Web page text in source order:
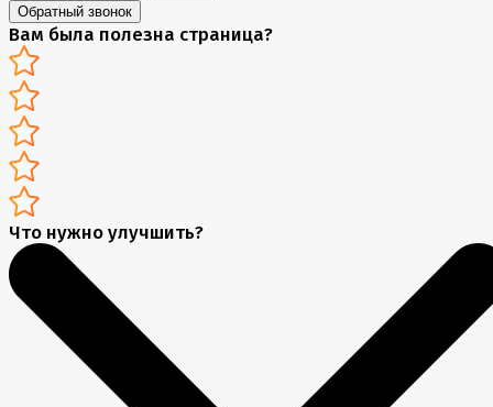
Обратный звонок
Вам была полезна страница?
Что нужно улучшить?